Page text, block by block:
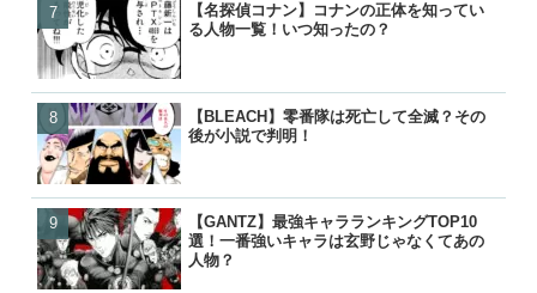
【名探偵コナン】コナンの正体を知ってい
る人物一覧！いつ知ったの？
【BLEACH】零番隊は死亡して全滅？その
後が小説で判明！
【GANTZ】最強キャラランキングTOP10
選！一番強いキャラは玄野じゃなくてあの
人物？
【BORUTO】九喇嘛（クラ
粒子モードとナルトとの別
【名探偵コナン】コナンの
【GANTZ】最強の星人ラン
選！一番強い星人は誰？
【BORUTO】うずまきボル
を失って里抜け？大筒木化
【名探偵コナン】コナンの
【GANTZ】最強の星人ラン
選！一番強い星人は誰？
【響け！ユーフォニアム】
付き合って別れた？復縁や
【BORUTO】うずまきボル
【BLEACH】護廷十三隊の
覧！初代から10年後まで歴